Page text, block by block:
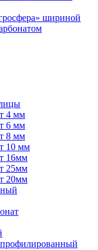
шириной
4 мм
6 мм
8 мм
10 мм
16мм
25мм
20мм